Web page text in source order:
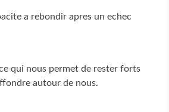
a rebondir apres un echec
qui nous permet de rester forts
autour de nous.